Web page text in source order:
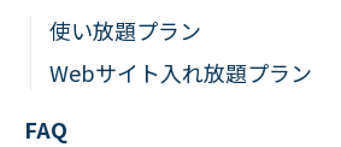
使い放題プラン
Webサイト入れ放題プラン
FAQ